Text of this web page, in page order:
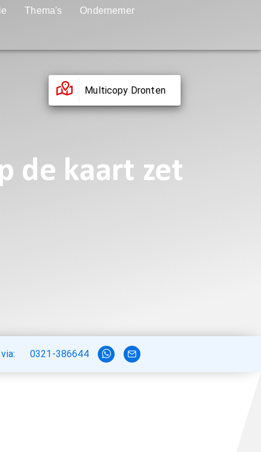
Thema's
Ondernemer
Multicopy Dronten
de kaart zet
0321-386644